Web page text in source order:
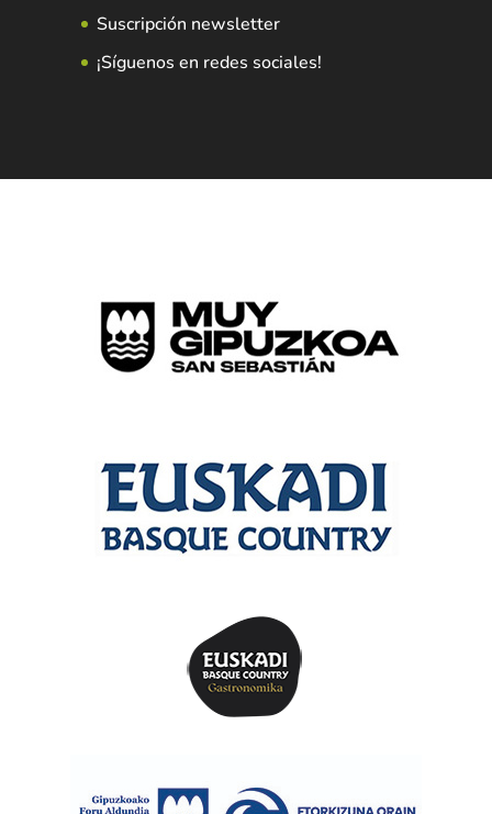
Suscripción newsletter
¡Síguenos en redes sociales!